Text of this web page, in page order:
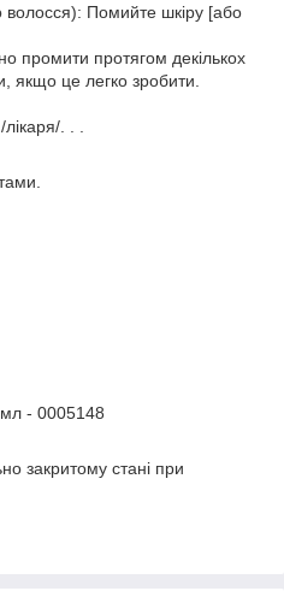
волосся): Помийте шкіру [або
промити протягом декількох
якщо це легко зробити.
. . .
- 0005148
закритому стані при